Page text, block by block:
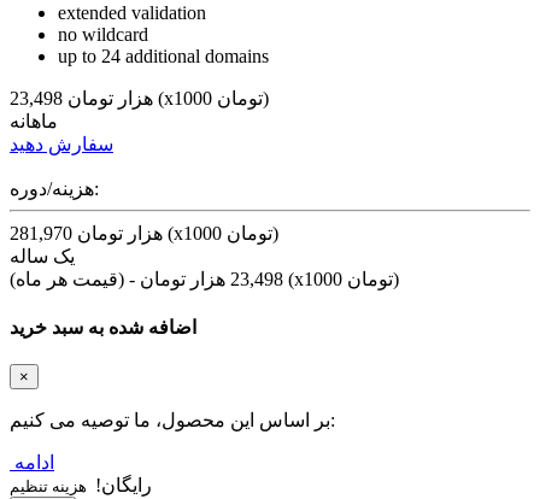
extended validation
no wildcard
up to 24 additional domains
23,498 هزار تومان (x1000 تومان)
ماهانه
سفارش دهید
هزینه/دوره:
281,970 هزار تومان (x1000 تومان)
یک ساله
(قیمت هر ماه) - 23,498 هزار تومان (x1000 تومان)
اضافه شده به سبد خرید
×
بر اساس این محصول، ما توصیه می کنیم:
ادامه
رایگان! هزینه تنظیم